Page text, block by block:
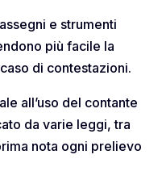
e strumenti
più facile la
di contestazioni.
all’uso del contante
da varie leggi, tra
nota ogni prelievo